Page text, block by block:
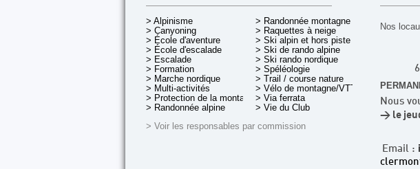
> Alpinisme
> Canyoning
> École d'aventure
> École d'escalade
> Escalade
> Formation
> Marche nordique
> Multi-activités
> Protection de la montagne
> Randonnée alpine
> Randonnée montagne
> Raquettes à neige
> Ski alpin et hors piste
> Ski de rando alpine
> Ski rando nordique
> Spéléologie
> Trail / course nature
> Vélo de montagne/VTT
> Via ferrata
> Vie du Club
> Voir les responsables par commission
Nos
Nous
> le
Email :